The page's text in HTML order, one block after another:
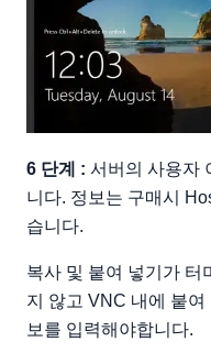
6 단계 : 서버의 사용자
니다. 정보는 구매시
습니다.
복사 및 붙여 넣기가 터
지 않고 VNC 내에 붙
보를 입력해야합니다.